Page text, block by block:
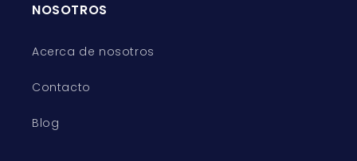
NOSOTROS
Acerca de nosotros
Contacto
Blog